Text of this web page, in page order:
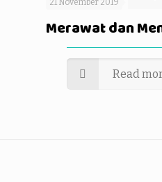
21 November 2019
Merawat dan
Read